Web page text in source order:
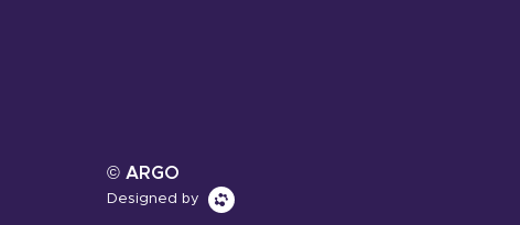
© ARGO
Designed by